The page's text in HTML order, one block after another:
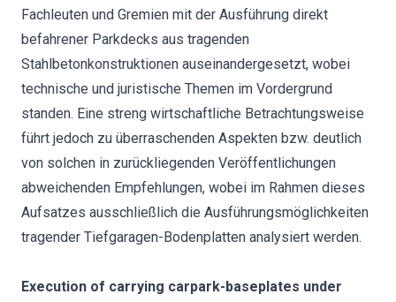
Fachleuten und Gremien mit der Ausführung direkt
befahrener Parkdecks aus tragenden
Stahlbetonkonstruktionen auseinandergesetzt, wobei
technische und juristische Themen im Vordergrund
standen. Eine streng wirtschaftliche Betrachtungsweise
führt jedoch zu überraschenden Aspekten bzw. deutlich
von solchen in zurückliegenden Veröffentlichungen
abweichenden Empfehlungen, wobei im Rahmen dieses
Aufsatzes ausschließlich die Ausführungsmöglichkeiten
tragender Tiefgaragen-Bodenplatten analysiert werden.
Execution of carrying carpark-baseplates under